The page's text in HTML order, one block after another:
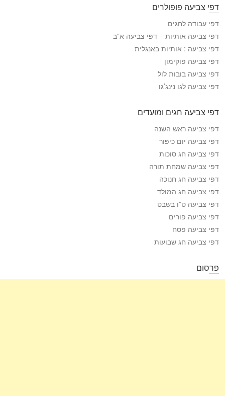
י
ה
צ
י
ע
ה
דפי צביעה פופולרים
דפי עבודה לחגים
דפי צביעה אותיות – דפי צביעה א”ב
דפי צביעה : אותיות באנגלית
דפי צביעה פוקימון
דפי צביעה בובות לול
דפי צביעה לגו נינג’גו
דפי צביעה חגים ומועדים
דפי צביעה ראש השנה
דפי צביעה יום כיפור
דפי צביעה חג סוכות
דפי צביעה שמחת תורה
דפי צביעה חג חנוכה
דפי צביעה חג המולד
דפי צביעה ט”ו בשבט
דפי צביעה פורים
דפי צביעה פסח
דפי צביעה חג שבועות
פרסום